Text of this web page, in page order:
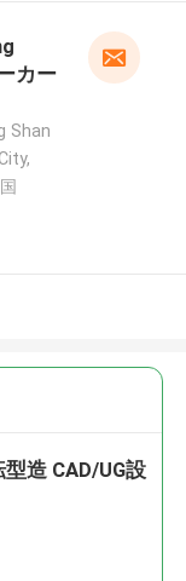
カー
Shan
造 CAD/UG設